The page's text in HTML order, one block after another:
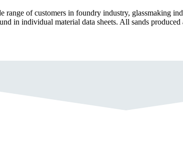
range of customers in foundry industry, glassmaking
in individual material data sheets. All sands